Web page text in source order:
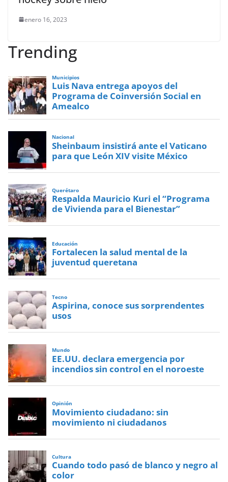
enero 16, 2023
Trending
Municipios
Luis Nava entrega apoyos del
Programa de Coinversión Social en
Amealco
Nacional
Sheinbaum insistirá ante el Vaticano
para que León XIV visite México
Querétaro
Respalda Mauricio Kuri el “Programa
de Vivienda para el Bienestar”
Educación
Fortalecen la salud mental de la
juventud queretana
Tecno
Aspirina, conoce sus sorprendentes
usos
Mundo
EE.UU. declara emergencia por
incendios sin control en el noroeste
Opinión
Movimiento ciudadano: sin
movimiento ni ciudadanos
Cultura
Cuando todo pasó de blanco y negro al
color